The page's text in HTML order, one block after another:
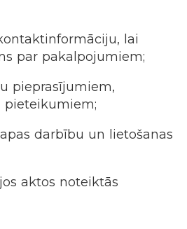
lai
par pakalpojumiem;
pieprasījumiem,
darbību un lietošanas
aktos noteiktās